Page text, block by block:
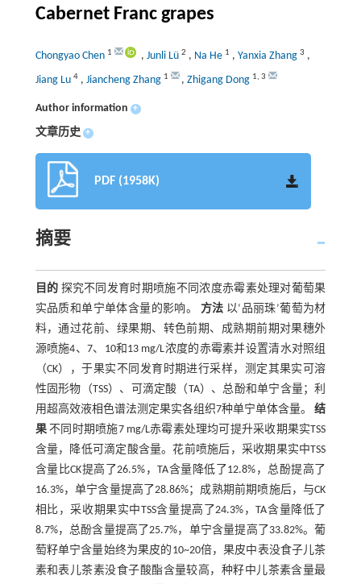
Cabernet Franc grapes
Chongyao Chen 1 , Junli Lü 2 , Na He 1 , Yanxia Zhang 3 ,
Jiang Lu 4, Jiancheng Zhang 1 , Zhigang Dong 1, 3
Author information +
文章历史 +
PDF (1958K)
摘要
目的 探究不同发育时期喷施不同浓度赤霉素处理对葡萄果
实品质和单宁单体含量的影响。 方法 以‘品丽珠’葡萄为材
料，通过花前、绿果期、转色前期、成熟期前期对果穗外
源喷施4、7、10和13 mg/L浓度的赤霉素并设置清水对照组
（CK），于果实不同发育时期进行采样，测定其果实可溶
性固形物（TSS）、可滴定酸（TA）、总酚和单宁含量；利
用超高效液相色谱法测定果实各组织7种单宁单体含量。结
果不同时期喷施7 mg/L赤霉素处理均可提升采收期果实TSS
含量，降低可滴定酸含量。花前喷施后，采收期果实中TSS
含量比CK提高了26.5%，TA含量降低了12.8%，总酚提高了
16.3%，单宁含量提高了28.86%；成熟期前期喷施后，与CK
相比，采收期果实中TSS含量提高了24.3%，TA含量降低了
8.7%，总酚含量提高了25.7%，单宁含量提高了33.82%。葡
萄籽单宁含量始终为果皮的10~20倍，果皮中表没食子儿茶
素和表儿茶素没食子酸酯含量较高，种籽中儿茶素含量最